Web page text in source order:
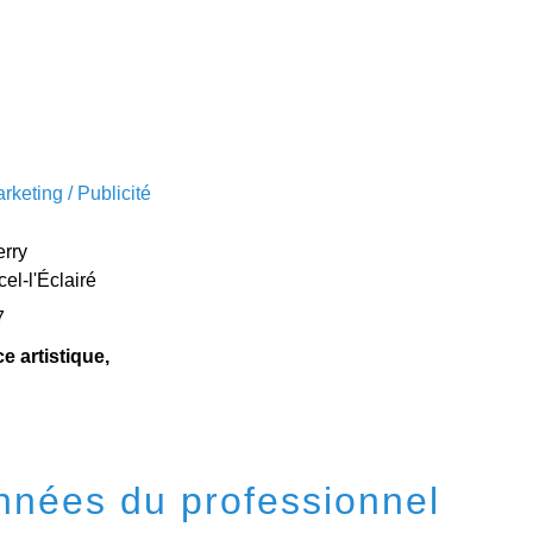
/ Publicité
l'Éclairé
artistique,
du professionnel